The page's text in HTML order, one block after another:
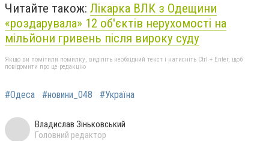
Читайте також: Лікарка ВЛК з Одещини
«роздарувала» 12 об'єктів нерухомості на
мільйони гривень після вироку суду
Якщо ви помітили помилку, виділіть необхідний текст і натисніть Ctrl + Enter, щоб
повідомити про це редакцію
#Одеса #новини_048 #Україна
Владислав Зіньковський
Головний редактор